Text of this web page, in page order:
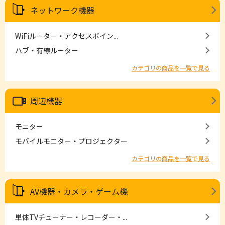
ネットワーク機器
WiFiルーター・アクセスポイン...
ハブ・有線ルーター
カテゴリの商品を一覧で見る
周辺機器
モニター
モバイルモニター・プロジェクター
カテゴリの商品を一覧で見る
AV機器・カメラ・ゲーム機
単体TVチューナー・レコーダー・...